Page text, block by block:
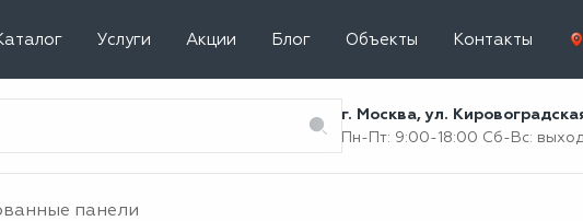
Услуги Акции Блог Объекты Контакты
г. Москва, ул.
Пн-Пт: 9:00-18:00 Сб-Вс:
панели